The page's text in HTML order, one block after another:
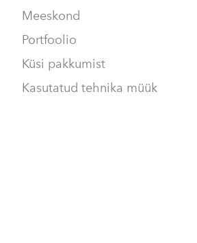
Meeskond
Portfoolio
Küsi pakkumist
Kasutatud tehnika müük